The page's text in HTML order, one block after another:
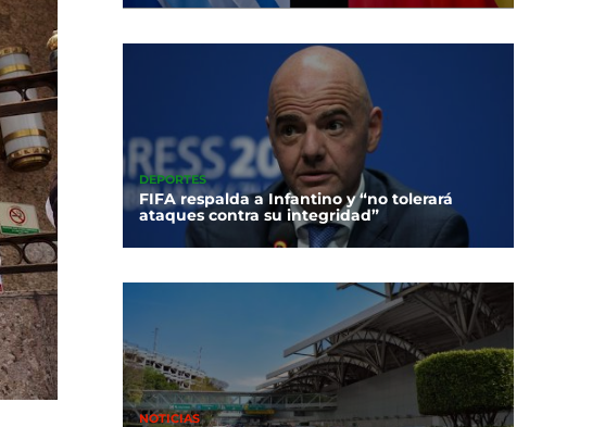
DEPORTES
FIFA respalda a Infantino y “no tolerará
ataques contra su integridad”
NOTICIAS